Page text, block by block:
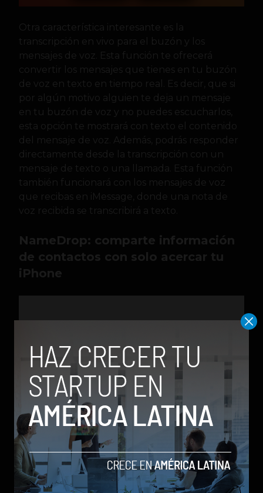
Otra característica interesante es la
transcripción en vivo para el buzón y los
mensajes de voz. Esta función te ofrecerá
convertir los mensajes que tienes en tu buzón
de voz en texto en tiempo real. Es decir, que si
por algún motivo alguien te deja un mensaje
en tu buzón de voz y no puedes escucharlos,
esta opción te mostrará con texto el contenido
del mensaje de voz. Además, podrás responder
directamente desde la transcripción con un
mensaje de texto o una llamada. Esta función
también funcionará con los mensajes de voz
que recibas en iMessage, donde una nota de
voz recibida se transcribirá a texto.
NameDrop: comparte información
de contactos con solo acercar tu
iPhone
AirDrop se actualizará con una novedad que
permite enviar información de contacto
llamada NameDrop, es una interesante y útil
función para compartir rápidamente